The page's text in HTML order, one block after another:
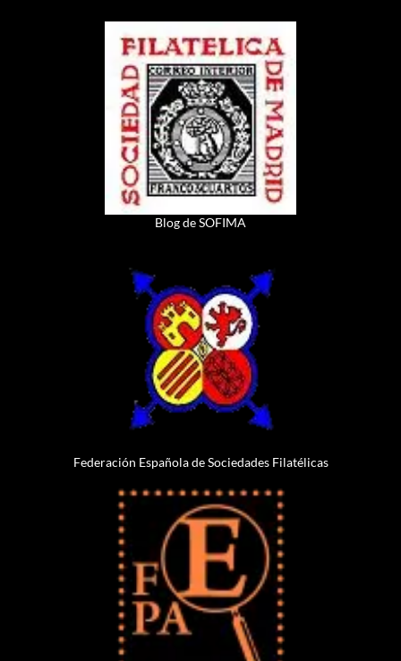
Blog de SOFIMA
Federación Española de Sociedades Filatélicas